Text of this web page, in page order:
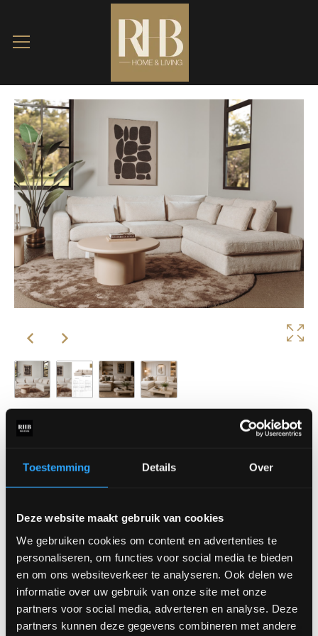
Toestemming Details Over
Deze website maakt gebruik van cookies
We gebruiken cookies om content en advertenties te
personaliseren, om functies voor social media te bieden
en om ons websiteverkeer te analyseren. Ook delen we
informatie over uw gebruik van onze site met onze
partners voor social media, adverteren en analyse. Deze
partners kunnen deze gegevens combineren met andere
Liva
combineert met optimaal zitcomfort. De royale chaise longue en
Dankzij het modulaire ontwerp creëer je eenvoudig een
opstelling die perfect past bij jouw interieur. Kom de Liva bank
ontdekken in onze showroom!
Deze bank is in verschillende stoffen en opstellingen
beschikbaar.
Prijs is vanaf €1948,-